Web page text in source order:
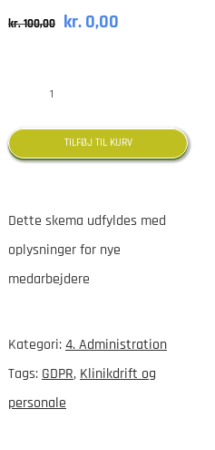
kr.100,00
Original
kr.0,00
oplysninger
ny
medarbejder
antal
TILFØJ TIL KURV
Dette skema udfyldes med
oplysninger for nye
medarbejdere
Kategori:4. Administration
Tags: GDPR, Klinikdrift og
personale